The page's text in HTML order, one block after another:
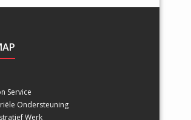
Service
Ondersteuning
Werk